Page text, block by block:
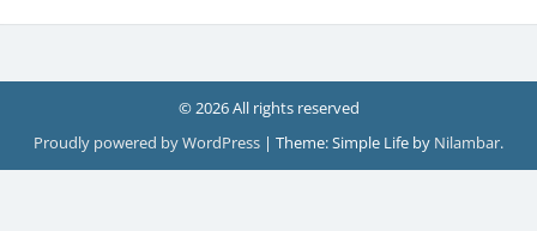
© 2026 All rights reserved
Proudly powered by WordPress | Theme: Simple Life by Nilambar.